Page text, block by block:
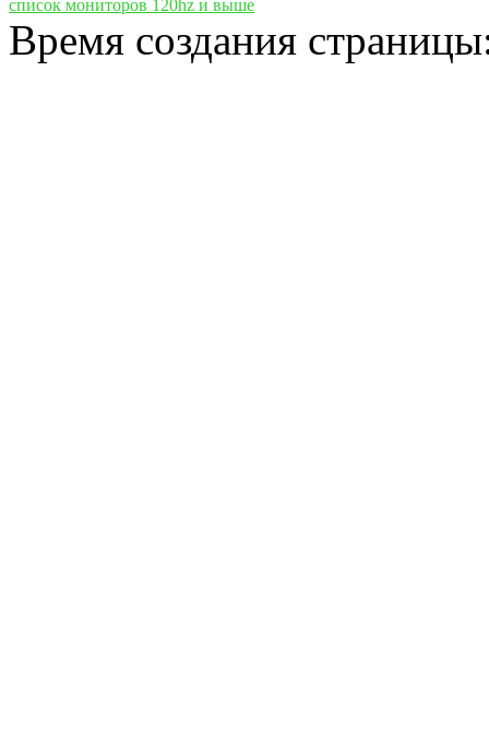
список мониторов 120hz и выше
Время создания